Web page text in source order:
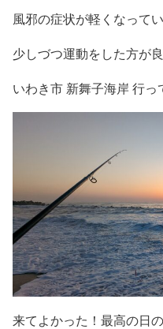
風邪の症状が軽くなって
少しづつ運動をした方が
いわき市 新舞子海岸 行っ
来てよかった！最高の日